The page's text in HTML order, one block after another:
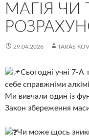
МАГІЯ ЧИ
29.04.2026 TARAS
Сьогодні учні 7-А
себе справжніми
Ми вивчали один із
Закон збереження
Чи може щось